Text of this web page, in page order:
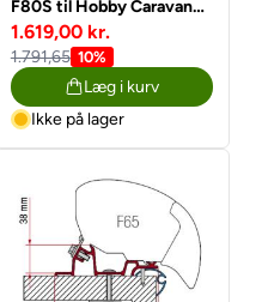
F80S til Hobby Caravan
fra 2012 Premium &
Ontour
1.619,00 kr.
1.791,65 10%
Læg i kurv
Ikke på lager